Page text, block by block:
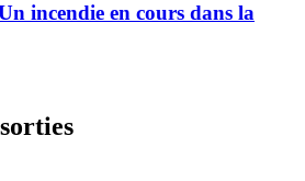
incendie en cours dans la